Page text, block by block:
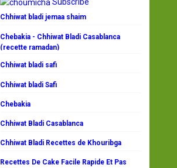
Chhiwat bladi jemaa shaim
Chebakia - Chhiwat Bladi Casablanca
(recette ramadan)
Chhiwat bladi safi
Chhiwat bladi Safi
Chebakia
Chhiwat Bladi Casablanca
Chhiwat Bladi Recettes de Khouribga
Recettes De Cake Facile Rapide Et Pas